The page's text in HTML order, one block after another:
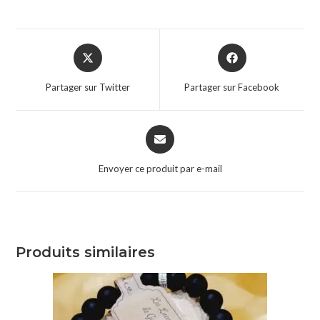
Partager sur Twitter Partager sur Facebook
Envoyer ce produit par e-mail
Produits similaires